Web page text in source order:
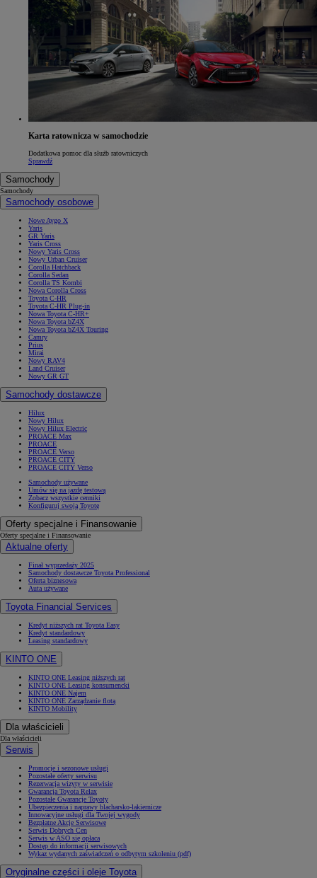
Karta ratownicza w samochodzie
Dodatkowa pomoc dla służb ratowniczych
Sprawdź
Samochody
Samochody
Samochody osobowe
Nowe Aygo X
Yaris
GR Yaris
Yaris Cross
Nowy Yaris Cross
Nowy Urban Cruiser
Corolla Hatchback
Corolla Sedan
Corolla TS Kombi
Nowa Corolla Cross
Toyota C-HR
Toyota C-HR Plug-in
Nowa Toyota C-HR+
Nowa Toyota bZ4X
Nowa Toyota bZ4X Touring
Camry
Prius
Mirai
Nowy RAV4
Land Cruiser
Nowy GR GT
Samochody dostawcze
Hilux
Nowy Hilux
Nowy Hilux Electric
PROACE Max
PROACE
PROACE Verso
PROACE CITY
PROACE CITY Verso
Samochody używane
Umów się na jazdę testową
Zobacz wszystkie cenniki
Konfiguruj swoją Toyotę
Oferty specjalne i Finansowanie
Oferty specjalne i Finansowanie
Aktualne oferty
Finał wyprzedaży 2025
Samochody dostawcze Toyota Professional
Oferta biznesowa
Auta używane
Toyota Financial Services
Kredyt niższych rat Toyota Easy
Kredyt standardowy
Leasing standardowy
KINTO ONE
KINTO ONE Leasing niższych rat
KINTO ONE Leasing konsumencki
KINTO ONE Najem
KINTO ONE Zarządzanie flotą
KINTO Mobility
Dla właścicieli
Dla właścicieli
Serwis
Promocje i sezonowe usługi
Pozostałe oferty serwisu
Rezerwacja wizyty w serwisie
Gwarancja Toyota Relax
Pozostałe Gwarancje Toyoty
Ubezpieczenia i naprawy blacharsko-lakiernicze
Innowacyjne usługi dla Twojej wygody
Bezpłatne Akcje Serwisowe
Serwis Dobrych Cen
Serwis w ASO się opłaca
Dostęp do informacji serwisowych
Wykaz wydanych zaświadczeń o odbytym szkoleniu (pdf)
Oryginalne części i oleje Toyota